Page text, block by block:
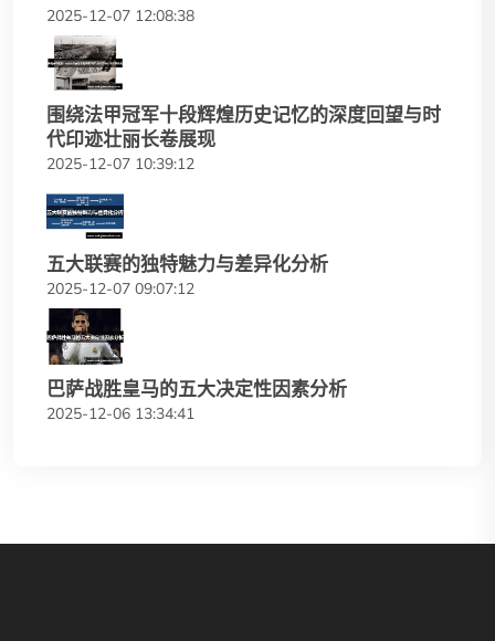
2025-12-07 12:08:38
围绕法甲冠军十段辉煌历史记忆的深度回望与时
代印迹壮丽长卷展现
2025-12-07 10:39:12
五大联赛的独特魅力与差异化分析
2025-12-07 09:07:12
巴萨战胜皇马的五大决定性因素分析
2025-12-06 13:34:41